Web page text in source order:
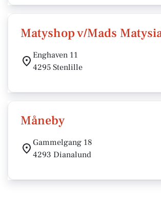
Matyshop v/Mads
Enghaven 11
4295 Stenlille
Måneby
Gammelgang 18
4293 Dianalund